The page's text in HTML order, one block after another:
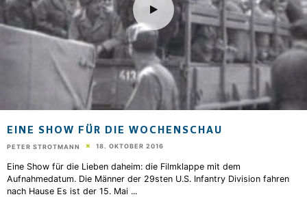
EINE SHOW FÜR DIE WOCHENSCHAU
PETER STROTMANN 18. OKTOBER 2016
Eine Show für die Lieben daheim: die Filmklappe mit dem
Aufnahmedatum. Die Männer der 29sten U.S. Infantry Division fahren
nach Hause Es ist der 15. Mai ...